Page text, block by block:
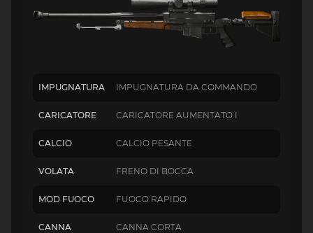
IMPUGNATURA IMPUGNATURA DA COMMANDO
CARICATORE CARICATORE AUMENTATO I
CALCIO CALCIO PESANTE
VOLATA FRENO DI BOCCA
MOD FUOCO FUOCO RAPIDO
CANNA CANNA CORTA